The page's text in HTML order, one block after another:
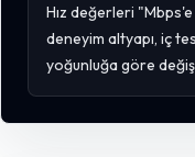
Hız değerleri
deneyim altyapı, iç
yoğunluğa göre